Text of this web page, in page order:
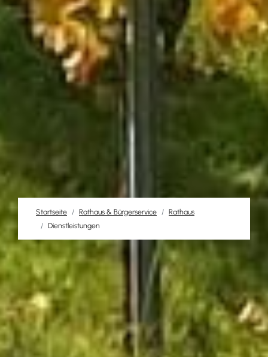
Startseite Rathaus & Bürgerservice
Rathaus
Dienstleistungen